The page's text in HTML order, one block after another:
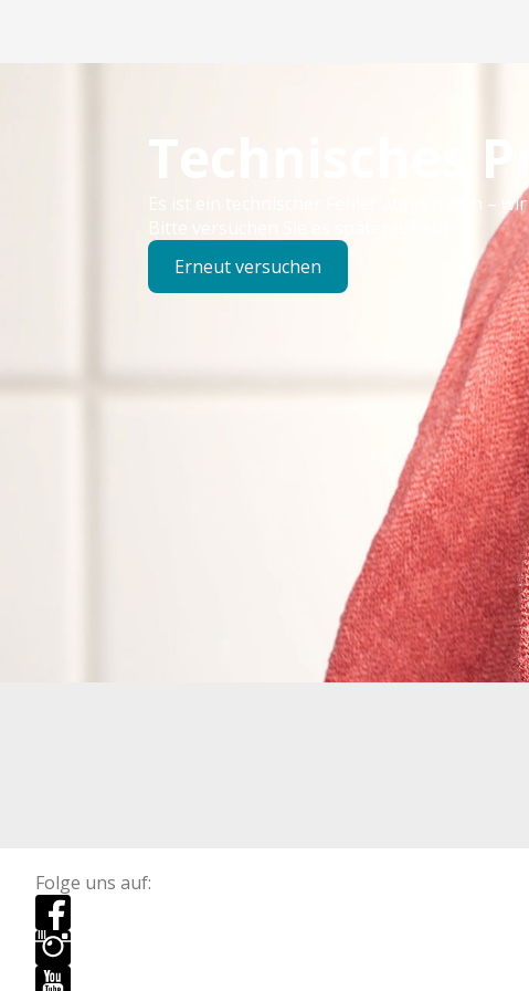
Technisches
Es ist ein technischer Fehler aufgetreten –
Bitte versuchen Sie es später erneut.
Erneut versuchen
Folge uns auf: